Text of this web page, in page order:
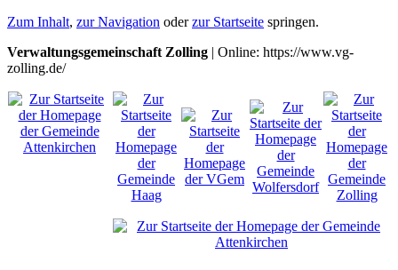
Zum Inhalt, zur Navigation oderzur Startseite springen.
Verwaltungsgemeinschaft Zolling | Online: https://www.vg-
zolling.de/